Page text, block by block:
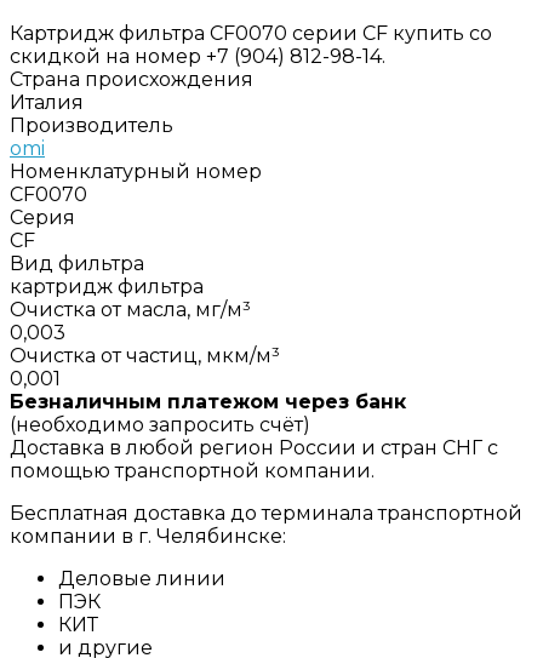
Картридж фильтра CF0070 серии CF купить со
скидкой на номер +7 (904) 812-98-14.
Страна происхождения
Италия
Производитель
omi
Номенклатурный номер
CF0070
Серия
CF
Вид фильтра
картридж фильтра
Очистка от масла, мг/м³
0,003
Очистка от частиц, мкм/м³
0,001
Безналичным платежом через банк
(необходимо запросить счёт)
Доставка в любой регион России и стран СНГ с
помощью транспортной компании.
Бесплатная доставка до терминала транспортной
компании в г. Челябинске:
Деловые линии
ПЭК
КИТ
и другие